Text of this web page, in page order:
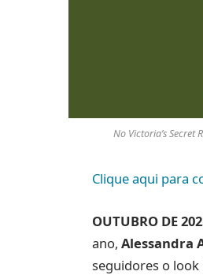
No Victoria’s
Clique aqui para
OUTUBRO DE
ano,Alessandra
seguidores o look